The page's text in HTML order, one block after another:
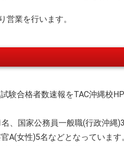
営業を行います。
験合格者数速報をTAC沖縄校
、国家公務員一般職(行政沖縄
A(女性)5名などとなっています